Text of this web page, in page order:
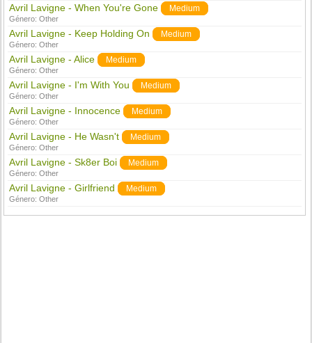
Avril Lavigne - When You're Gone Medium
Género:Other
Avril Lavigne - Keep Holding On Medium
Género:Other
Avril Lavigne - Alice Medium
Género:Other
Avril Lavigne - I'm With You Medium
Género:Other
Avril Lavigne - Innocence Medium
Género:Other
Avril Lavigne - He Wasn't Medium
Género:Other
Avril Lavigne - Sk8er Boi Medium
Género:Other
Avril Lavigne - Girlfriend Medium
Género:Other